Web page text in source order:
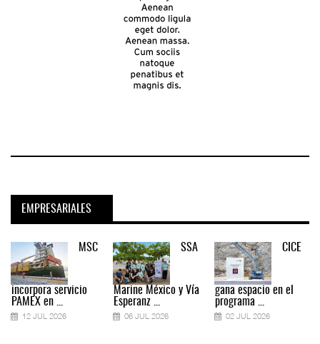
EMPRESARIALES
MSC
incorpora servicio
PAMEX en ...
12 JUL 2026
SSA
Marine México y Vía
Esperanz ...
06 JUL 2026
CICE
gana espacio en el
programa ...
02 JUL 2026